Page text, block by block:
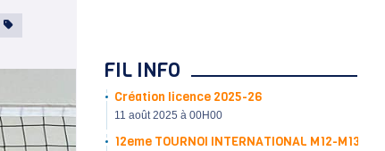
FIL INFO
Création licence 2025-26
11 août 2025 à 00H00
12eme TOURNOI INTERNATIONAL M12-M13